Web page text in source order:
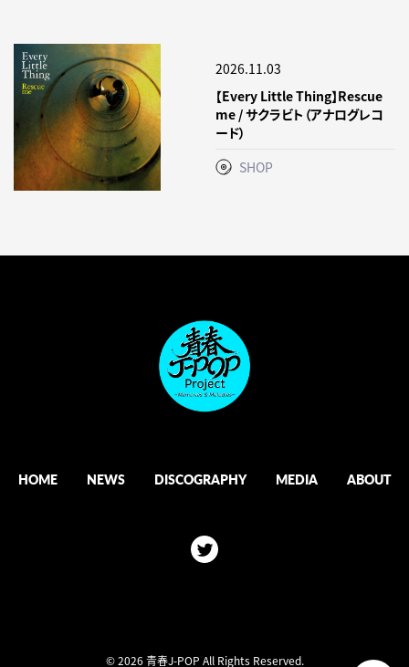
2026.11.03
【Every Little Thing】Rescue
me / サクラビト（アナログレコ
ード）
SHOP
HOME NEWS DISCOGRAPHY MEDIA ABOUT
© 2026 青春J-POP All Rights Reserved.